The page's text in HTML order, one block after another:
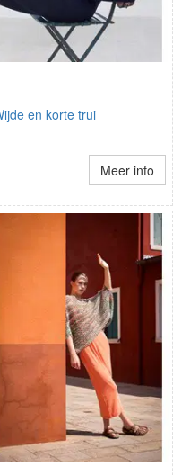
en korte trui
Meer info